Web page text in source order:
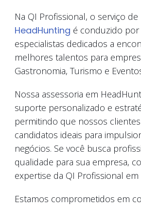
Na QI Profissional, o serviço de
HeadHunting é conduzido
especialistas dedicados a
melhores talentos para
Gastronomia, Turismo e
Nossa assessoria em
suporte personalizado e
permitindo que nossos
candidatos ideais para
negócios. Se você busca
qualidade para sua empresa,
expertise da QI Profissional em
Estamos comprometidos em